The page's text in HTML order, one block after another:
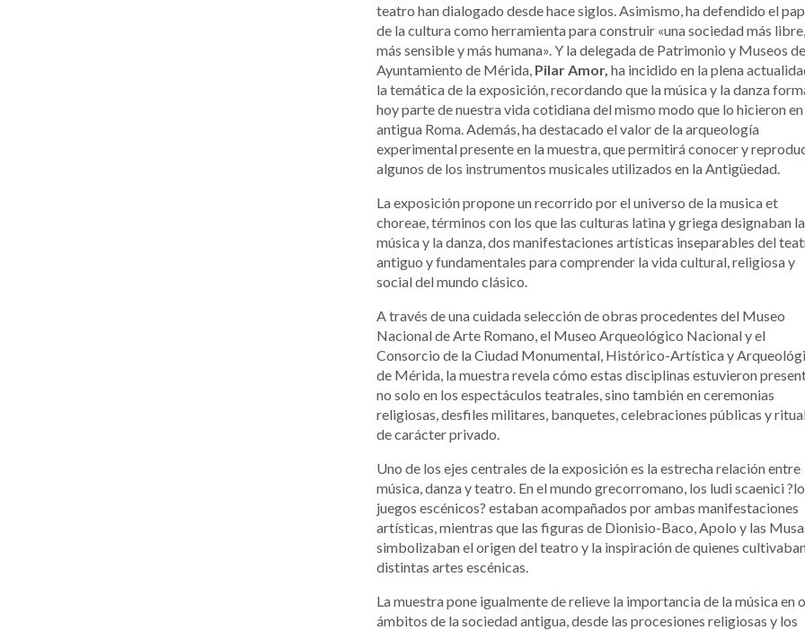
teatro han dialogado desde hace siglos. Asimismo, ha defendido el
de la cultura como herramienta para construir «una sociedad más libre,
más sensible y más humana». Y la delegada de Patrimonio y Museos
Ayuntamiento de Mérida, Pilar Amor, ha incidido en la plena
la temática de la exposición, recordando que la música y la danza
hoy parte de nuestra vida cotidiana del mismo modo que lo hicieron
antigua Roma. Además, ha destacado el valor de la arqueología
experimental presente en la muestra, que permitirá conocer y
algunos de los instrumentos musicales utilizados en la Antigüedad.
La exposición propone un recorrido por el universo de la musica et
choreae, términos con los que las culturas latina y griega designaban la
música y la danza, dos manifestaciones artísticas inseparables del
antiguo y fundamentales para comprender la vida cultural, religiosa y
social del mundo clásico.
A través de una cuidada selección de obras procedentes del Museo
Nacional de Arte Romano, el Museo Arqueológico Nacional y el
Consorcio de la Ciudad Monumental, Histórico-Artística y
de Mérida, la muestra revela cómo estas disciplinas estuvieron
no solo en los espectáculos teatrales, sino también en ceremonias
religiosas, desfiles militares, banquetes, celebraciones públicas y
de carácter privado.
Uno de los ejes centrales de la exposición es la estrecha relación entre
música, danza y teatro. En el mundo grecorromano, los ludi scaenici
juegos escénicos? estaban acompañados por ambas manifestaciones
artísticas, mientras que las figuras de Dionisio-Baco, Apolo y las
simbolizaban el origen del teatro y la inspiración de quienes
distintas artes escénicas.
La muestra pone igualmente de relieve la importancia de la música en
ámbitos de la sociedad antigua, desde las procesiones religiosas y los